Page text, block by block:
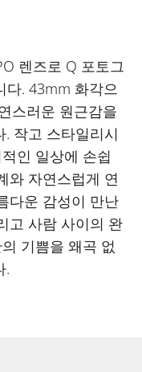
렌즈로 Q 포토그
다. 43mm 화각으
스러운 원근감을
작고 스타일리시
인 일상에 손쉽
와 자연스럽게 연
다운 감성이 만난
고 사람 사이의 완
기쁨을 왜곡 없
.